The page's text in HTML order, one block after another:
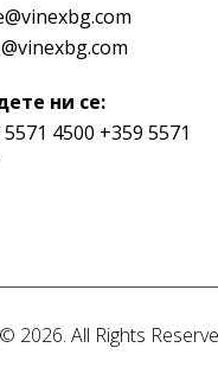
ни се:
4500 +359 5571
2026. All Rights